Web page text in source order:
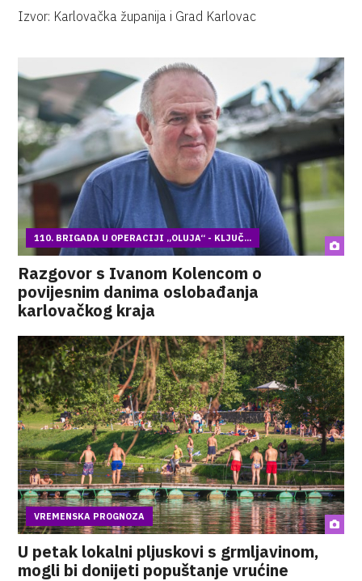
Izvor: Karlovačka županija i Grad Karlovac
110. BRIGADA U OPERACIJI „OLUJA“ - KLJUČ...
Razgovor s Ivanom Kolencom o
povijesnim danima oslobađanja
karlovačkog kraja
VREMENSKA PROGNOZA
U petak lokalni pljuskovi s grmljavinom,
mogli bi donijeti popuštanje vrućine